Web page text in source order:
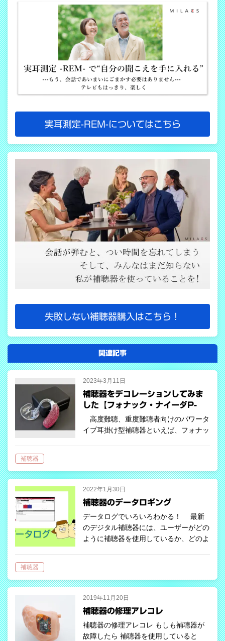
実耳測定-REM-についてはこちら
失敗しない補聴器購入はこちら！
関連記事
2023年3月11日
補聴器をデコレーションしてみま
した【フォナック・ナイーダP-
UP】
高度難聴、重度難聴者向けのパワータ
イプ耳掛け型補聴器といえば、フォナッ
す。 2024年にはルミティシリーズも
発…
補聴器
2022年1月30日
補聴器のデータロギング
データログでいろいろわかる！ 最新
のデジタル補聴器には、ユーザーがどの
ように補聴器を使用しているか、どのよ
する専…
補聴器
2019年11月20日
補聴器の修理アレコレ
補聴器の修理アレコレ もしも補聴器が
故障したら 補聴器を使用していると